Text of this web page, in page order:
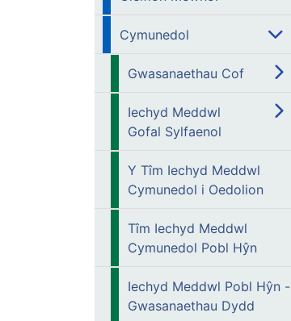
Cymunedol
Gwasanaethau Cof
Iechyd Meddwl
Gofal Sylfaenol
Y Tîm Iechyd Meddwl
Cymunedol i Oedolion
Tîm Iechyd Meddwl
Cymunedol Pobl Hŷn
Iechyd Meddwl Pobl Hŷn -
Gwasanaethau Dydd